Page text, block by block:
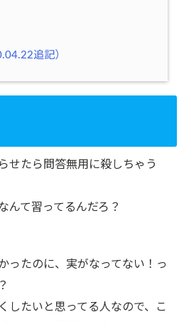
追記）
せたら問答無用に殺しちゃう
んて習ってるんだろ？
ったのに、実がなってない！っ
したいと思ってる人なので、こ